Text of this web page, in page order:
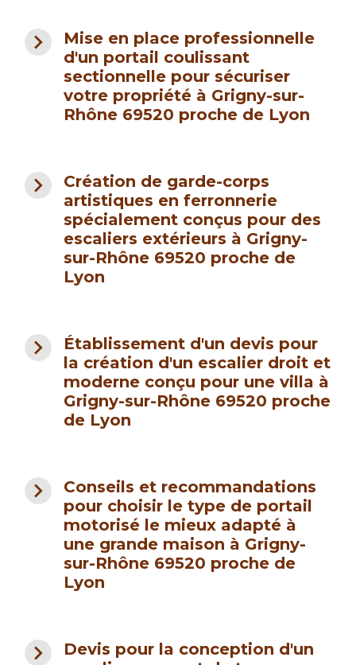
navigate_next
Mise en place professionnelle
d'un portail coulissant
sectionnelle pour sécuriser
votre propriété à Grigny-sur-
Rhône 69520 proche de Lyon
navigate_next
Création de garde-corps
artistiques en ferronnerie
spécialement conçus pour des
escaliers extérieurs à Grigny-
sur-Rhône 69520 proche de
Lyon
navigate_next
Établissement d'un devis pour
la création d'un escalier droit et
moderne conçu pour une villa à
Grigny-sur-Rhône 69520 proche
de Lyon
navigate_next
Conseils et recommandations
pour choisir le type de portail
motorisé le mieux adapté à
une grande maison à Grigny-
sur-Rhône 69520 proche de
Lyon
navigate_next
Devis pour la conception d'un